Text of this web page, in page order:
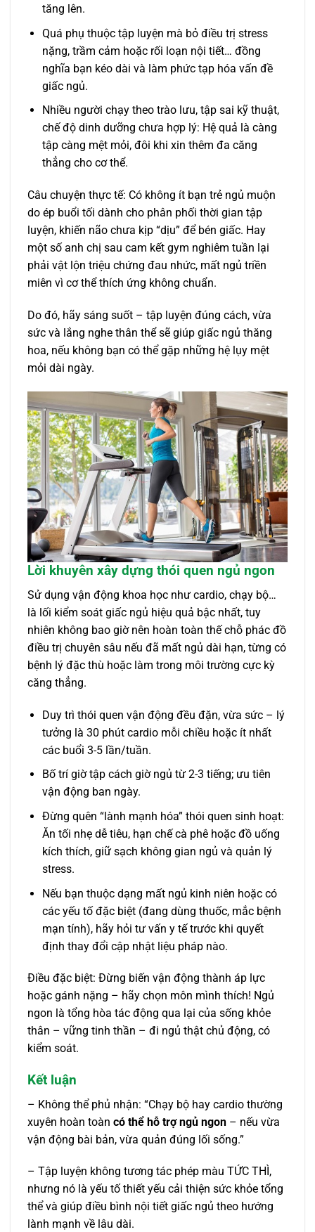
tăng lên.
Quá phụ thuộc tập luyện mà bỏ điều trị stress
nặng, trầm cảm hoặc rối loạn nội tiết… đồng
nghĩa bạn kéo dài và làm phức tạp hóa vấn đề
giấc ngủ.
Nhiều người chạy theo trào lưu, tập sai kỹ thuật,
chế độ dinh dưỡng chưa hợp lý: Hệ quả là càng
tập càng mệt mỏi, đôi khi xin thêm đa căng
thẳng cho cơ thể.
Câu chuyện thực tế: Có không ít bạn trẻ ngủ muộn
do ép buổi tối dành cho phân phối thời gian tập
luyện, khiến não chưa kịp “dịu” để bén giấc. Hay
một số anh chị sau cam kết gym nghiêm tuần lại
phải vật lộn triệu chứng đau nhức, mất ngủ triền
miên vì cơ thể thích ứng không chuẩn.
Do đó, hãy sáng suốt – tập luyện đúng cách, vừa
sức và lắng nghe thân thể sẽ giúp giấc ngủ thăng
hoa, nếu không bạn có thể gặp những hệ lụy mệt
mỏi dài ngày.
Lời khuyên xây dựng thói quen ngủ ngon
Sử dụng vận động khoa học như cardio, chạy bộ…
là lối kiểm soát giấc ngủ hiệu quả bậc nhất, tuy
nhiên không bao giờ nên hoàn toàn thế chỗ phác đồ
điều trị chuyên sâu nếu đã mất ngủ dài hạn, từng có
bệnh lý đặc thù hoặc làm trong môi trường cực kỳ
căng thẳng.
Duy trì thói quen vận động đều đặn, vừa sức – lý
tưởng là 30 phút cardio mỗi chiều hoặc ít nhất
các buổi 3-5 lần/tuần.
Bố trí giờ tập cách giờ ngủ từ 2-3 tiếng; ưu tiên
vận động ban ngày.
Đừng quên “lành mạnh hóa” thói quen sinh hoạt:
Ăn tối nhẹ dễ tiêu, hạn chế cà phê hoặc đồ uống
kích thích, giữ sạch không gian ngủ và quản lý
stress.
Nếu bạn thuộc dạng mất ngủ kinh niên hoặc có
các yếu tố đặc biệt (đang dùng thuốc, mắc bệnh
mạn tính), hãy hỏi tư vấn y tế trước khi quyết
định thay đổi cập nhật liệu pháp nào.
Điều đặc biệt: Đừng biến vận động thành áp lực
hoặc gánh nặng – hãy chọn môn mình thích! Ngủ
ngon là tổng hòa tác động qua lại của sống khỏe
thân – vững tinh thần – đi ngủ thật chủ động, có
kiểm soát.
Kết luận
– Không thể phủ nhận: “Chạy bộ hay cardio thường
xuyên hoàn toàn có thể hỗ trợ ngủ ngon – nếu vừa
vận động bài bản, vừa quản đúng lối sống.”
– Tập luyện không tương tác phép màu TỨC THÌ,
nhưng nó là yếu tố thiết yếu cải thiện sức khỏe tổng
thể và giúp điều bình nội tiết giấc ngủ theo hướng
lành mạnh về lâu dài.